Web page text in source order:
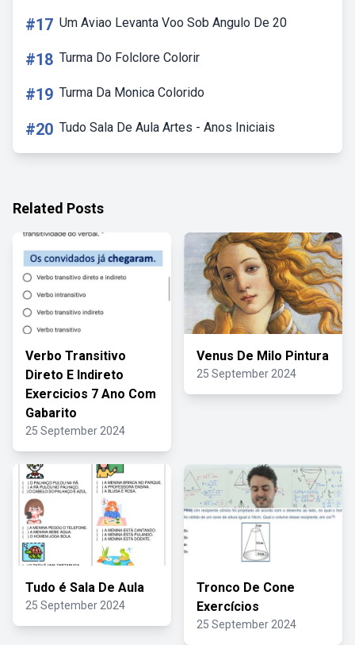
#17 Um Aviao Levanta Voo Sob Angulo De 20
#18 Turma Do Folclore Colorir
#19 Turma Da Monica Colorido
#20 Tudo Sala De Aula Artes - Anos Iniciais
Related Posts
Verbo Transitivo
Direto E Indireto
Exercicios 7 Ano Com
Gabarito
25 September 2024
Venus De Milo Pintura
25 September 2024
Tudo é Sala De Aula
25 September 2024
Tronco De Cone
Exercícios
25 September 2024